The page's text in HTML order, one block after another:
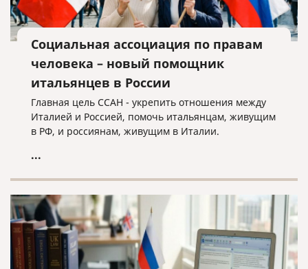
Социальная ассоциация по правам
человека – новый помощник
итальянцев в России
Главная цель ССАН - укрепить отношения между
Италией и Россией, помочь итальянцам, живущим
в РФ, и россиянам, живущим в Италии.
...